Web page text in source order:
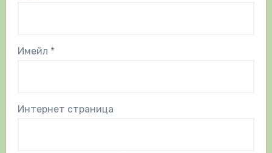
Имейл *
Интернет страница